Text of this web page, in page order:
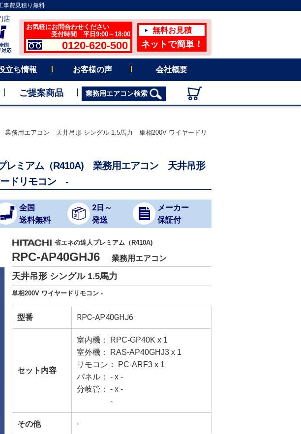
事費見積り無料
店
国
対応
お気軽にお問合わせください
受付時間 平日9:00～18:00
0120-620-500
無料お見積
ネットで簡単！
立ち情報 お客様の声 会社概要
ご提案商品 業務用エアコン検索
務用エアコン 天井吊形 シングル 1.5馬力 単相200V ワイヤードリ
レミアム（R410A) 業務用エアコン 天井吊形
ドリモコン -
全国
送料無料
2日～
発送
メーカー
保証付
省エネの達人プレミアム（R410A)
RPC-AP40GHJ6 業務用エアコン
天井吊形 シングル 1.5馬力
単相200V ワイヤードリモコン -
型番 RPC-AP40GHJ6
セット内容
室内機： RPC-GP40K x 1
室外機： RAS-AP40GHJ3 x 1
リモコン： PC-ARF3 x 1
パネル： - x -
分岐管： - x -
-
その他 -